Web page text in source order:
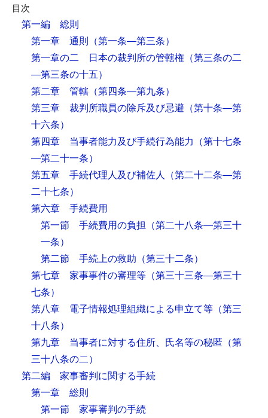
目次
第一編 総則
第一章 通則 （第一条―第三条）
第一章の二 日本の裁判所の管轄権 （第三条の二
―第三条の十五）
第二章 管轄 （第四条―第九条）
第三章 裁判所職員の除斥及び忌避 （第十条―第
十六条）
第四章 当事者能力及び手続行為能力 （第十七条
―第二十一条）
第五章 手続代理人及び補佐人 （第二十二条―第
二十七条）
第六章 手続費用
第一節 手続費用の負担 （第二十八条―第三十
一条）
第二節 手続上の救助 （第三十二条）
第七章 家事事件の審理等 （第三十三条―第三十
七条）
第八章 電子情報処理組織による申立て等 （第三
十八条）
第九章 当事者に対する住所、氏名等の秘匿 （第
三十八条の二）
第二編 家事審判に関する手続
第一章 総則
第一節 家事審判の手続